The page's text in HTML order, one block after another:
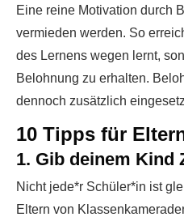
Eine reine Motivation durch
vermieden werden. So
des Lernens wegen lernt,
Belohnung zu erhalten.
dennoch zusätzlich
10 Tipps für
1. Gib deinem Kind
Nicht jede*r Schüler*in ist
Eltern von